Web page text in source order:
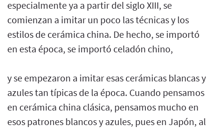
especialmente ya a partir del siglo XIII, se
comienzan a imitar un poco las técnicas y los
estilos de cerámica china. De hecho, se importó
en esta época, se importó celadón chino,
y se empezaron a imitar esas cerámicas blancas y
azules tan típicas de la época. Cuando pensamos
en cerámica china clásica, pensamos mucho en
esos patrones blancos y azules, pues en Japón, al